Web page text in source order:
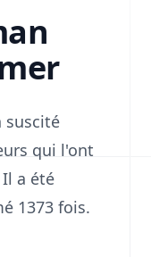
suscité
qui l'ont
a été
1373 fois.